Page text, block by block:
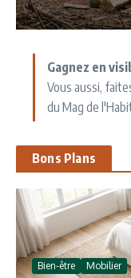
Gagnez en
Vous aussi,
du Mag de
Bons Plans
Bien-être Mobilier